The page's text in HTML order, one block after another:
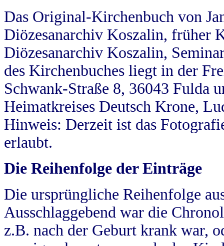
Das Original-Kirchenbuch von
Diözesanarchiv Koszalin, früher
Diözesanarchiv Koszalin,
des Kirchenbuches liegt in der
Schwank-Straße 8, 36043 Fulda
Heimatkreises Deutsch Krone,
Hinweis: Derzeit ist das
erlaubt.
Die Reihenfolge der Einträge
Die ursprüngliche Reihenfolge
Ausschlaggebend war die
z.B. nach der Geburt krank war,